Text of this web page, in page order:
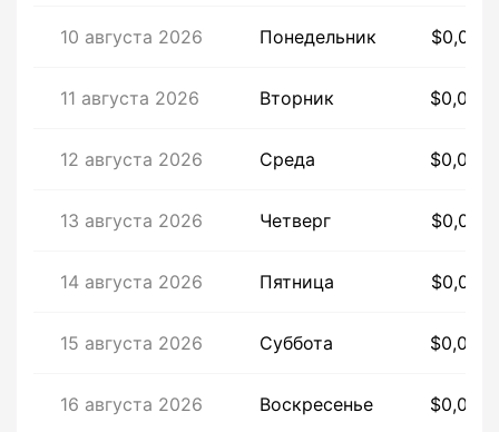
10 августа 2026 Понедельник
11 августа 2026 Вторник
12 августа 2026 Среда
13 августа 2026 Четверг
14 августа 2026 Пятница
15 августа 2026 Суббота
16 августа 2026 Воскресенье